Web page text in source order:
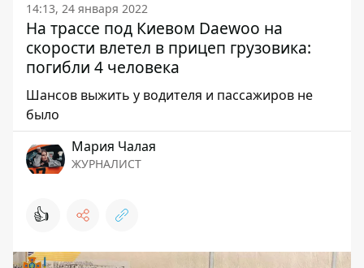
14:13, 24 января 2022
На трассе под Киевом Daewoo на
скорости влетел в прицеп грузовика:
погибли 4 человека
Шансов выжить у водителя и пассажиров не
было
Мария Чалая
ЖУРНАЛИСТ
👍